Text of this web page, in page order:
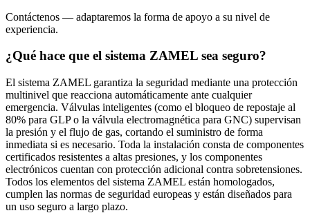
Contáctenos — adaptaremos la forma de apoyo a su nivel de
experiencia.
¿Qué hace que el sistema ZAMEL sea seguro?
El sistema ZAMEL garantiza la seguridad mediante una protección
multinivel que reacciona automáticamente ante cualquier
emergencia. Válvulas inteligentes (como el bloqueo de repostaje al
80% para GLP o la válvula electromagnética para GNC) supervisan
la presión y el flujo de gas, cortando el suministro de forma
inmediata si es necesario. Toda la instalación consta de componentes
certificados resistentes a altas presiones, y los componentes
electrónicos cuentan con protección adicional contra sobretensiones.
Todos los elementos del sistema ZAMEL están homologados,
cumplen las normas de seguridad europeas y están diseñados para
un uso seguro a largo plazo.